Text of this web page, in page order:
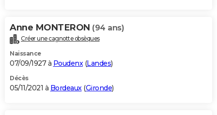
Anne MONTERON (94 ans)
Créer une cagnotte obsèques
Naissance
07/09/1927 à Poudenx(Landes)
Décès
05/11/2021 à Bordeaux(Gironde)